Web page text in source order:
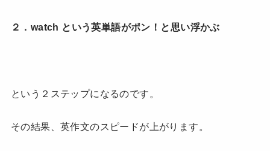
２．watch という英単語がポン！と思い浮かぶ
という２ステップになるのです。
その結果、英作文のスピードが上がります。